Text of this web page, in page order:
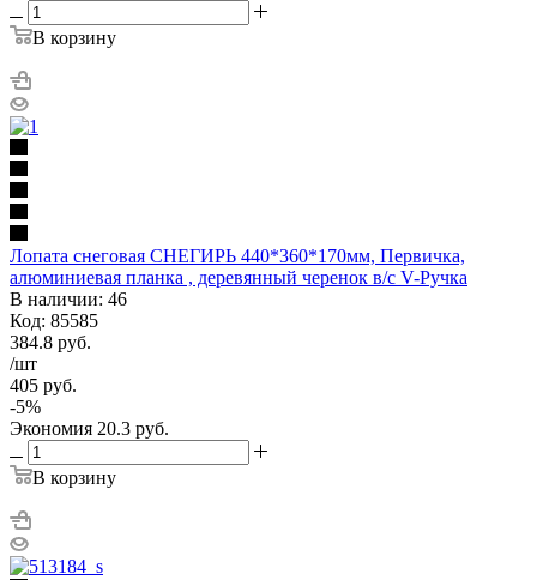
В корзину
Лопата снеговая СНЕГИРЬ 440*360*170мм, Первичка,
алюминиевая планка , деревянный черенок в/с V-Ручка
В наличии: 46
Код: 85585
384.8 руб.
/шт
405 руб.
-5%
Экономия 20.3 руб.
В корзину